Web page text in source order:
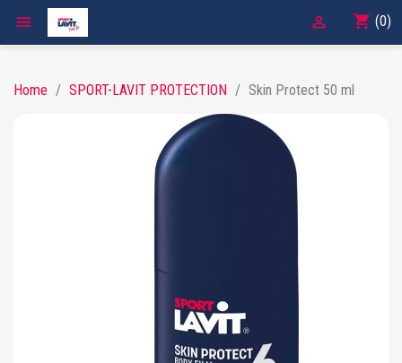
 shopping_cart (0)

Home SPORT-LAVIT PROTECTION Skin Protect 50 ml